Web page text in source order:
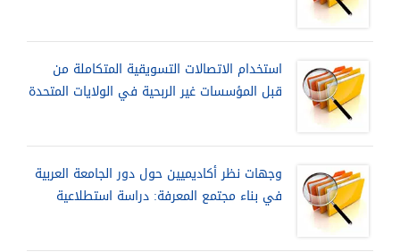
استخدام الاتصالات التسويقية المتكاملة من
قبل المؤسسات غير الربحية في الولايات المتحدة
وجهات نظر أكاديميين حول دور الجامعة العربية
في بناء مجتمع المعرفة: دراسة استطلاعية